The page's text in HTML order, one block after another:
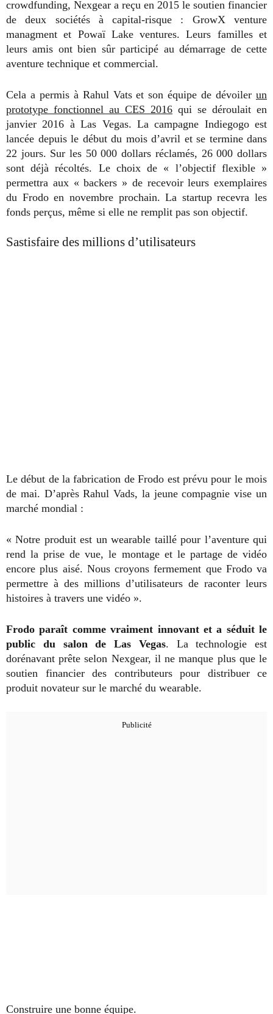
crowdfunding, Nexgear a reçu en 2015 le soutien financier
de deux sociétés à capital-risque : GrowX venture
managment et Powaï Lake ventures. Leurs familles et
leurs amis ont bien sûr participé au démarrage de cette
aventure technique et commercial.
Cela a permis à Rahul Vats et son équipe de dévoiler un
prototype fonctionnel au CES 2016 qui se déroulait en
janvier 2016 à Las Vegas. La campagne Indiegogo est
lancée depuis le début du mois d’avril et se termine dans
22 jours. Sur les 50 000 dollars réclamés, 26 000 dollars
sont déjà récoltés. Le choix de « l’objectif flexible »
permettra aux « backers » de recevoir leurs exemplaires
du Frodo en novembre prochain. La startup recevra les
fonds perçus, même si elle ne remplit pas son objectif.
Sastisfaire des millions d’utilisateurs
Le début de la fabrication de Frodo est prévu pour le mois
de mai. D’après Rahul Vads, la jeune compagnie vise un
marché mondial :
« Notre produit est un wearable taillé pour l’aventure qui
rend la prise de vue, le montage et le partage de vidéo
encore plus aisé. Nous croyons fermement que Frodo va
permettre à des millions d’utilisateurs de raconter leurs
histoires à travers une vidéo ».
Frodo paraît comme vraiment innovant et a séduit le
public du salon de Las Vegas. La technologie est
dorénavant prête selon Nexgear, il ne manque plus que le
soutien financier des contributeurs pour distribuer ce
produit novateur sur le marché du wearable.
Construire une bonne équipe.